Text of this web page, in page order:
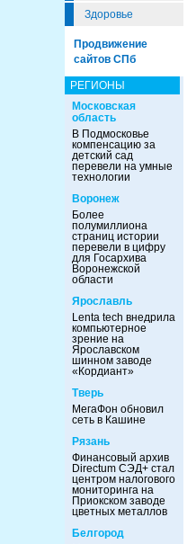
Здоровье
Продвижение
сайтов СПб
РЕГИОНЫ
Московская
область
В Подмосковье
компенсацию за
детский сад
перевели на умные
технологии
Воронеж
Более
полумиллиона
страниц истории
перевели в цифру
для Госархива
Воронежской
области
Ярославль
Lenta tech внедрила
компьютерное
зрение на
Ярославском
шинном заводе
«Кордиант»
Тверь
МегаФон обновил
сеть в Кашине
Рязань
Финансовый архив
Directum СЭД+ стал
центром налогового
мониторинга на
Приокском заводе
цветных металлов
Белгород